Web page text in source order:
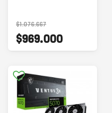
$1.076.667
$969.000